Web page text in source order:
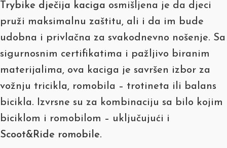
Trybike dječija kaciga osmišljena je da djeci
pruži maksimalnu zaštitu, ali i da im bude
udobna i privlačna za svakodnevno nošenje. Sa
sigurnosnim certifikatima i pažljivo biranim
materijalima, ova kaciga je savršen izbor za
vožnju tricikla, romobila – trotineta ili balans
bicikla. Izvrsne su za kombinaciju sa bilo kojim
biciklom i romobilom – uključujući i
Scoot&Ride romobile.